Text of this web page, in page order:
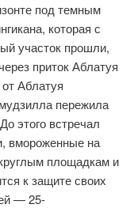
под темным
которая с
участок прошли,
приток Аблатуя
Аблатуя
пережила
этого встречал
вмороженные на
площадкам и
к защите своих
— 25-